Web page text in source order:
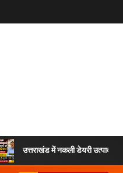
उत्तराखंड में नकली डेयरी उत्पादों